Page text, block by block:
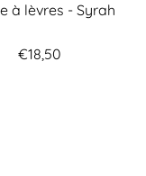
à lèvres - Syrah
€18,50